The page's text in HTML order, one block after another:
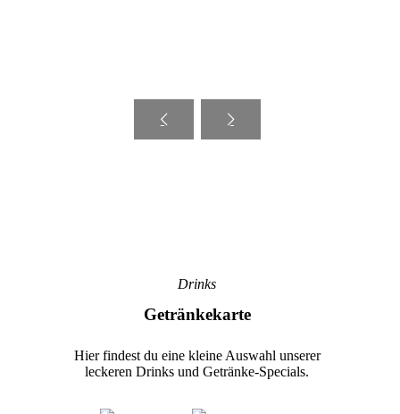
Drinks
Getränkekarte
Hier findest du eine kleine Auswahl unserer
leckeren Drinks und Getränke-Specials.